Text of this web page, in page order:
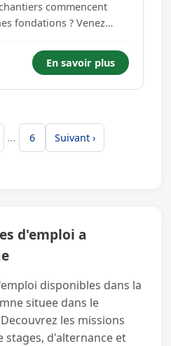
commencent
fondations ? Venez
sur différents
chantiers de travaux publics. Vos mission...
En savoir plus
… 6 Suivant ›
d'emploi a
disponibles dans la
situee dans le
les missions
stages, d'alternance et